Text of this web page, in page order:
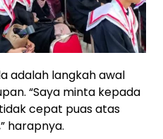
adalah langkah awal
“Saya minta kepada
cepat puas atas
harapnya.